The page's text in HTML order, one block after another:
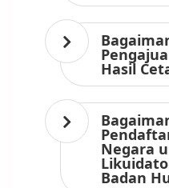
Hasil
Negara
Badan